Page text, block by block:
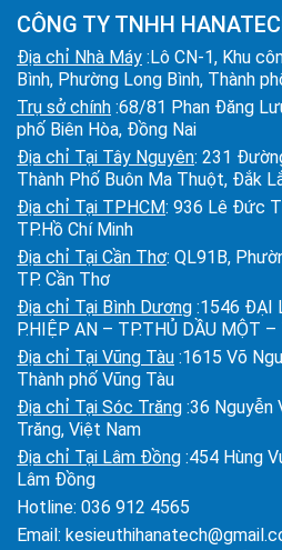
CÔNG TY TNHH
Địa chỉ Nhà Máy :Lô CN-1, Khu
Bình, Phường Long Bình, Thành
Trụ sở chính :68/81 Phan Đăng
phố Biên Hòa, Đồng Nai
Địa chỉ Tại Tây Nguyên: 231
Thành Phố Buôn Ma Thuột, Đắk
Địa chỉ Tại TPHCM: 936 Lê Đức
TP.Hồ Chí Minh
Địa chỉ Tại Cần Thơ: QL91B,
TP. Cần Thơ
Địa chỉ Tại Bình Dương :1546 ĐẠI
P.HIỆP AN – TP.THỦ DẦU MỘT
Địa chỉ Tại Vũng Tàu :1615 Võ
Thành phố Vũng Tàu
Địa chỉ Tại Sóc Trăng :36 Nguyễn
Trăng, Việt Nam
Địa chỉ Tại Lâm Đồng :454 Hùng
Lâm Đồng
Hotline: 036 912 4565
Email: